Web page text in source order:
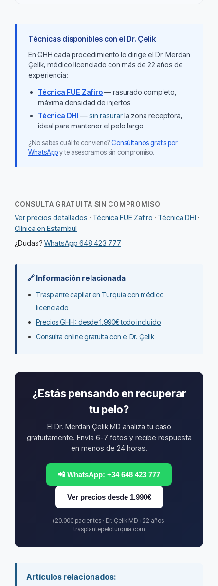
Técnicas disponibles con el Dr. Çelik
En GHH cada procedimiento lo dirige el Dr. Merdan
Çelik, médico licenciado con más de 22 años de
experiencia:
Técnica FUE Zafiro— rasurado completo,
máxima densidad de injertos
Técnica DHI —sin rasurarla zona receptora,
ideal para mantener el pelo largo
¿No sabes cuál te conviene?Consúltanos gratis por
WhatsAppy te asesoramos sin compromiso.
CONSULTA GRATUITA SIN COMPROMISO
Ver precios detallados · Técnica FUE Zafiro · Técnica DHI ·
Clínica en Estambul
¿Dudas? WhatsApp 648 423 777
🔗 Información relacionada
Trasplante capilar en Turquía con médico
licenciado
Precios GHH: desde 1.990€ todo incluido
Consulta online gratuita con el Dr. Çelik
¿Estás pensando en recuperar
tu pelo?
El Dr. Merdan Çelik MD analiza tu caso
gratuitamente. Envía 6-7 fotos y recibe respuesta
en menos de 24 horas.
📲 WhatsApp: +34 648 423 777
Ver precios desde 1.990€
+20.000 pacientes · Dr. Çelik MD +22 años ·
trasplantepeloturquia.com
Artículos relacionados: